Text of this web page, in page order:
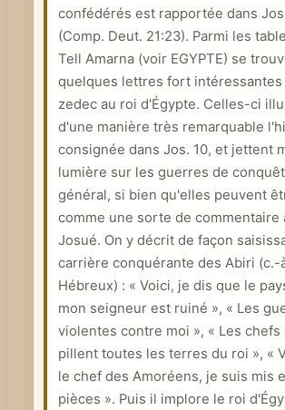
i
q
u
e
confédérés est rapportée dans
(Comp. Deut. 21:23). Parmi les
Tell Amarna (voir EGYPTE) se
quelques lettres fort intéressantes
zedec au roi d'Égypte. Celles-ci
d'une manière très remarquable
consignée dans Jos. 10, et jettent
lumière sur les guerres de
général, si bien qu'elles peuvent
comme une sorte de commentaire
Josué. On y décrit de façon
carrière conquérante des Abiri (c.-
Hébreux) : « Voici, je dis que le
mon seigneur est ruiné », « Les
violentes contre moi », « Les chefs
pillent toutes les terres du roi », «
le chef des Amoréens, je suis mis
pièces ». Puis il implore le roi